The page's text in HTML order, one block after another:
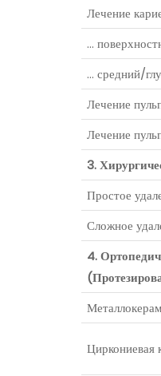
Лечение
…
… средний/
Лечение
Лечение
3.
Простое
Сложное
4.
Циркониевая